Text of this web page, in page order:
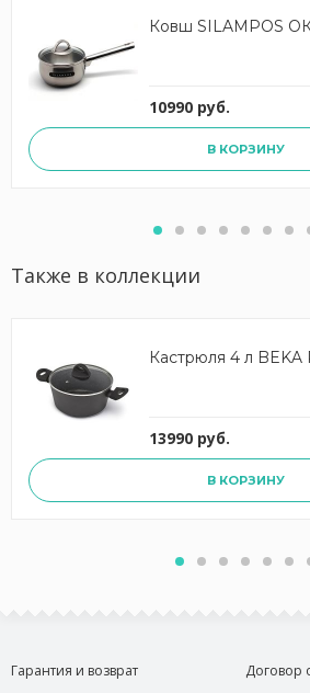
Ковш SILAMPOS
10990 руб.
В КОРЗИНУ
Также в коллекции
Кастрюля 4 л BEKA
13990 руб.
В КОРЗИНУ
Гарантия и возврат
Договор